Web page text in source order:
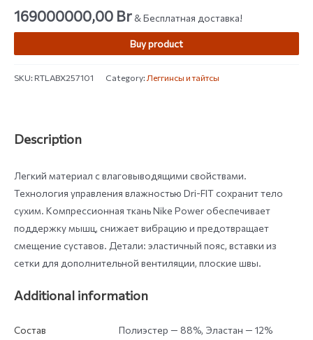
169000000,00 Br& Бесплатная доставка!
Buy product
SKU:RTLABX257101 Category:Леггинсы и тайтсы
Description
Легкий материал с влаговыводящими свойствами.
Технология управления влажностью Dri-FIT сохранит тело
сухим. Компрессионная ткань Nike Power обеспечивает
поддержку мышц, снижает вибрацию и предотвращает
смещение суставов. Детали: эластичный пояс, вставки из
сетки для дополнительной вентиляции, плоские швы.
Additional information
Состав
Полиэстер — 88%, Эластан — 12%